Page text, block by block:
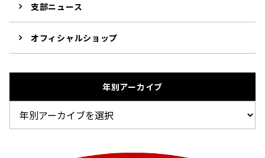
支部ニュース
オフィシャルショップ
年別アーカイブ